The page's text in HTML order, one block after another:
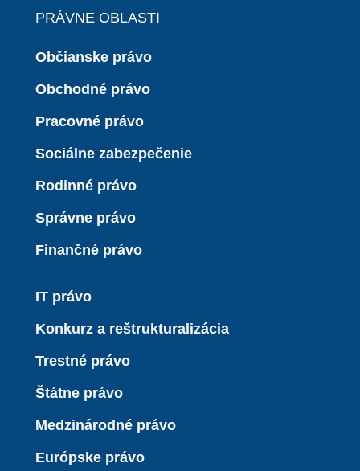
PRÁVNE OBLASTI
Občianske právo
Obchodné právo
Pracovné právo
Sociálne zabezpečenie
Rodinné právo
Správne právo
Finančné právo
IT právo
Konkurz a reštrukturalizácia
Trestné právo
Štátne právo
Medzinárodné právo
Európske právo